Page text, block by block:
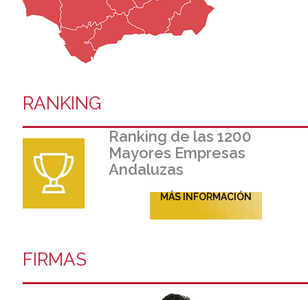
RANKING
Ranking de las 1200
Mayores Empresas
Andaluzas
MÁS INFORMACIÓN
FIRMAS